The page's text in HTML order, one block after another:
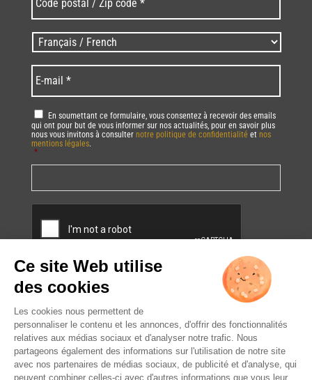
postal
/
Zip
code
* *
Langues
/
Language *
mail *
RGPD *
En soumettant ce formulaire, vous consentez à recevoir des emails
qui ont pour but de vous informer sur nos actualités, pour en savoir plus
nous vous invitons à consulter notre politique de confidentialité et nos
mentions légales.
*